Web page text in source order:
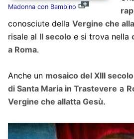
Madonna con Bambino
conosciute della Vergine che
risale al II secoloe si trova nella
a Roma.
Anche un mosaico del XIII secolo
di Santa Maria in Trastevere a
Vergine che allatta Gesù.